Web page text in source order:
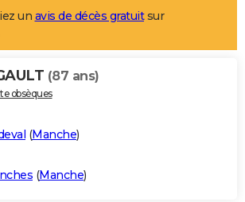
un avis de décès gratuitsur
(87 ans)
obsèques
(Manche)
(Manche)